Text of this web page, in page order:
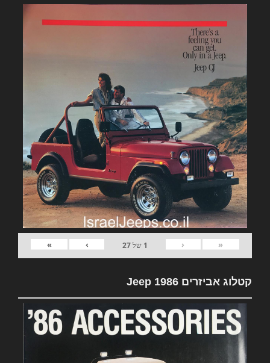
«
‹
1 של27
›
»
קטלוג אביזרים Jeep 1986